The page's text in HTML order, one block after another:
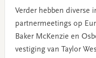
Verder hebben diverse
partnermeetings op
Baker McKenzie en
vestiging van Taylor